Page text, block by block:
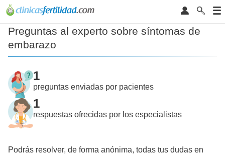
Preguntas al experto sobre síntomas de
embarazo
1
preguntas enviadas por pacientes
1
respuestas ofrecidas por los especialistas
Podrás resolver, de forma anónima, todas tus dudas en